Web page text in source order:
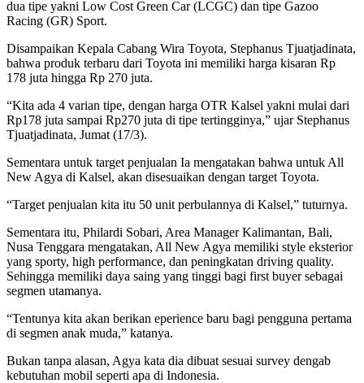
dua tipe yakni Low Cost Green Car (LCGC) dan tipe Gazoo
Racing (GR) Sport.
Disampaikan Kepala Cabang Wira Toyota, Stephanus Tjuatjadinata,
bahwa produk terbaru dari Toyota ini memiliki harga kisaran Rp
178 juta hingga Rp 270 juta.
“Kita ada 4 varian tipe, dengan harga OTR Kalsel yakni mulai dari
Rp178 juta sampai Rp270 juta di tipe tertingginya,” ujar Stephanus
Tjuatjadinata, Jumat (17/3).
Sementara untuk target penjualan Ia mengatakan bahwa untuk All
New Agya di Kalsel, akan disesuaikan dengan target Toyota.
“Target penjualan kita itu 50 unit perbulannya di Kalsel,” tuturnya.
Sementara itu, Philardi Sobari, Area Manager Kalimantan, Bali,
Nusa Tenggara mengatakan, All New Agya memiliki style eksterior
yang sporty, high performance, dan peningkatan driving quality.
Sehingga memiliki daya saing yang tinggi bagi first buyer sebagai
segmen utamanya.
“Tentunya kita akan berikan eperience baru bagi pengguna pertama
di segmen anak muda,” katanya.
Bukan tanpa alasan, Agya kata dia dibuat sesuai survey dengab
kebutuhan mobil seperti apa di Indonesia.